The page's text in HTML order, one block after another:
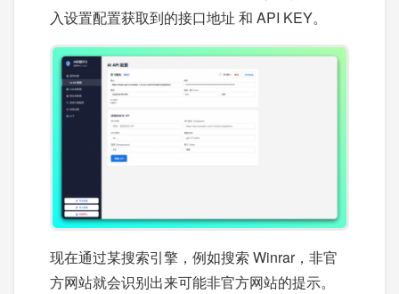
入设置配置获取到的接口地址 和 API KEY。
现在通过某搜索引擎，例如搜索 Winrar，非官
方网站就会识别出来可能非官方网站的提示。